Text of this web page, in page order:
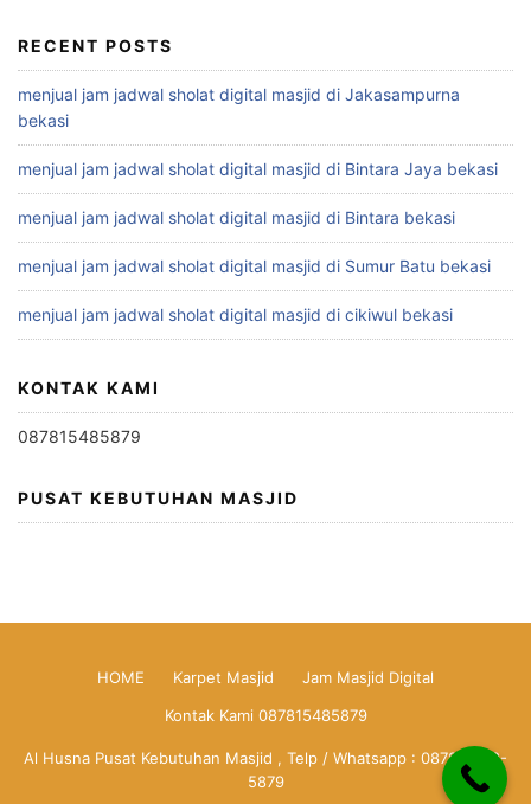
RECENT POSTS
menjual jam jadwal sholat digital masjid di Jakasampurna
bekasi
menjual jam jadwal sholat digital masjid di Bintara Jaya bekasi
menjual jam jadwal sholat digital masjid di Bintara bekasi
menjual jam jadwal sholat digital masjid di Sumur Batu bekasi
menjual jam jadwal sholat digital masjid di cikiwul bekasi
KONTAK KAMI
087815485879
PUSAT KEBUTUHAN MASJID
HOME Karpet Masjid
Jam Masjid Digital
Kontak Kami 087815485879
Al Husna Pusat Kebutuhan Masjid , Telp / Whatsapp : 0878-1548-
5879